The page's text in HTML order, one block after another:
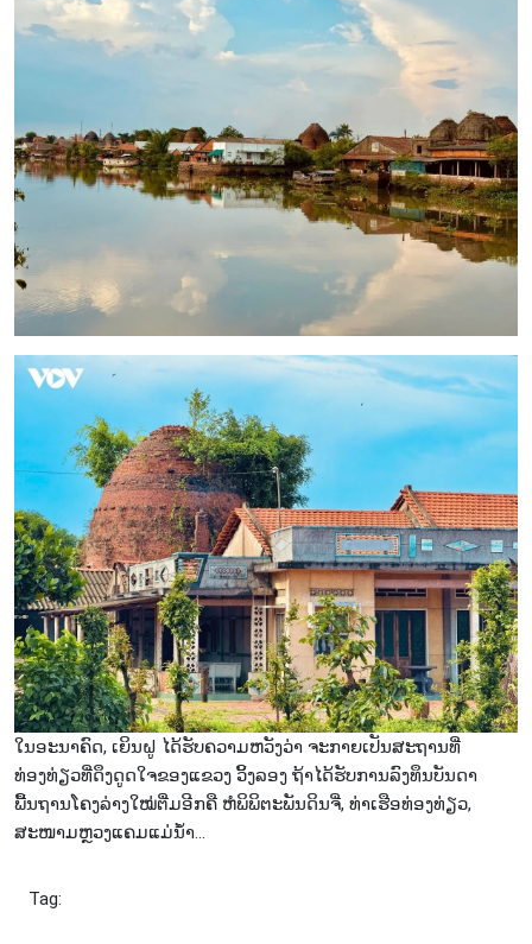
ໃນອະນາຄົດ, ເຍິນຝູ ໄດ້ຮັບຄວາມຫວັງວ່າ ຈະກາຍເປັນສະຖານທີ່
ທ່ອງທ່ຽວທີ່ດຶງດູດໃຈຂອງແຂວງ ວິ້ງລອງ ຖ້າໄດ້ຮັບການລົງທຶນບັນດາ
ພື້ນຖານໂຄງລ່າງໃໝ່ຕື່ມອີກຄື ຫໍພິພິຕະພັນດິນຈີ່, ທ່າເຮືອທ່ອງທ່ຽວ,
ສະໜາມຫຼວງແຄມແມ່ນ້ຳ…
Tag: